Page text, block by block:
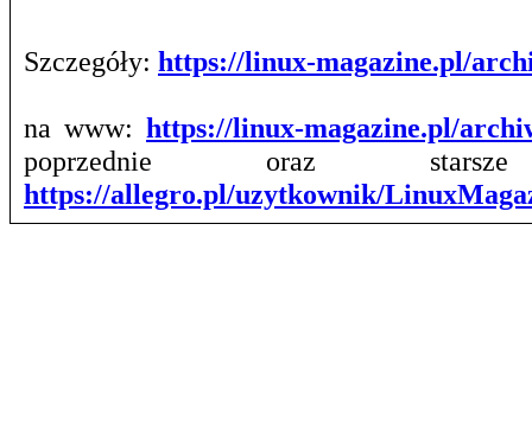
Szczegóły: https://linux-magazine.pl/
na www: https://linux-magazine.pl/
poprzednie oraz
https://allegro.pl/uzytkownik/